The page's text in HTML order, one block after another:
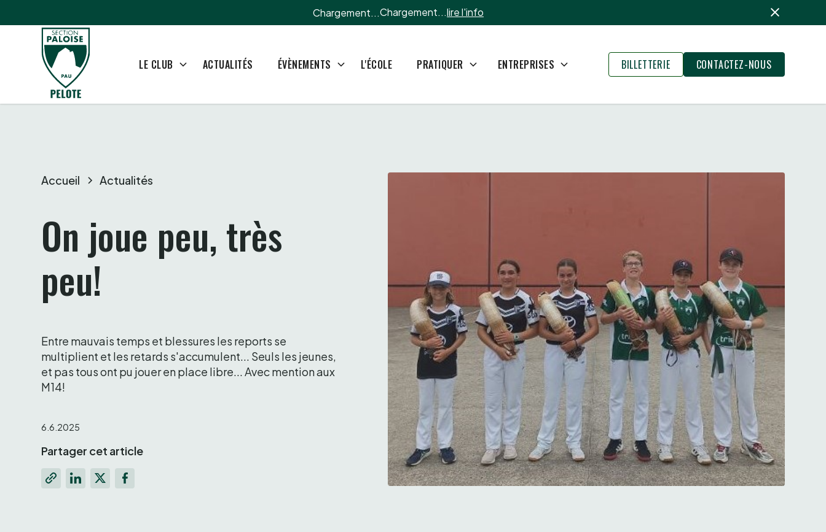
Chargement...Chargement...lire l'info
LE CLUB ACTUALITÉS ÉVÈNEMENTS L'ÉCOLE PRATIQUER ENTREPRISES BILLETTERIE CONTACTEZ-NOUS
Accueil Actualités
On joue peu, très
peu!
Entre mauvais temps et blessures les reports se
multiplient et les retards s'accumulent... Seuls les jeunes,
et pas tous ont pu jouer en place libre... Avec mention aux
M14!
6.6.2025
Partager cet article